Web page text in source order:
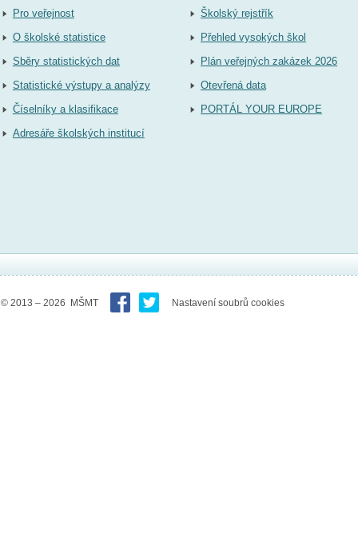
Pro veřejnost
O školské statistice
Sběry statistických dat
Statistické výstupy a analýzy
Číselníky a klasifikace
Adresáře školských institucí
Školský rejstřík
Přehled vysokých škol
Plán veřejných zakázek 2026
Otevřená data
PORTÁL YOUR EUROPE
© 2013 – 2026 MŠMT Nastavení soubrů cookies